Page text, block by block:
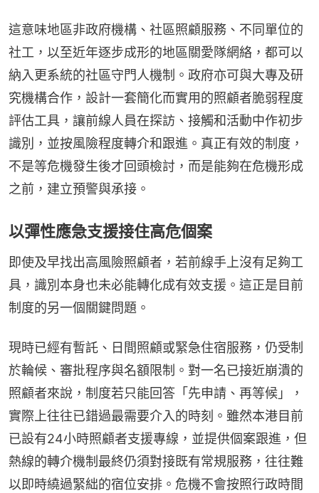
這意味地區非政府機構、社區照顧服務、不同單位的
社工，以至近年逐步成形的地區關愛隊網絡，都可以
納入更系統的社區守門人機制。政府亦可與大專及研
究機構合作，設計一套簡化而實用的照顧者脆弱程度
評估工具，讓前線人員在探訪、接觸和活動中作初步
識別，並按風險程度轉介和跟進。真正有效的制度，
不是等危機發生後才回頭檢討，而是能夠在危機形成
之前，建立預警與承接。
以彈性應急支援接住高危個案
即使及早找出高風險照顧者，若前線手上沒有足夠工
具，識別本身也未必能轉化成有效支援。這正是目前
制度的另一個關鍵問題。
現時已經有暫託、日間照顧或緊急住宿服務，仍受制
於輪候、審批程序與名額限制。對一名已接近崩潰的
照顧者來說，制度若只能回答「先申請、再等候」，
實際上往往已錯過最需要介入的時刻。雖然本港目前
已設有24小時照顧者支援專線，並提供個案跟進，但
熱線的轉介機制最終仍須對接既有常規服務，往往難
以即時繞過緊絀的宿位安排。危機不會按照行政時間